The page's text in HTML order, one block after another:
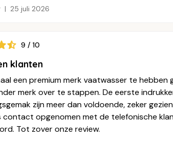
25 juli 2026
9 / 10
klanten
een premium merk vaatwasser te
merk over te stappen. De eerste
zijn meer dan voldoende, zeker
contact opgenomen met de telefonische
Tot zover onze review.